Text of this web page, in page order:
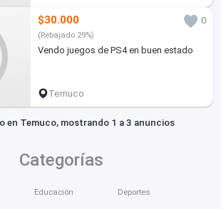
$30.000 0
(Rebajado 29%)
Vendo juegos de PS4 en buen estado
Temuco
en Temuco, mostrando 1 a 3 anuncios
Categorías
Educación Deportes